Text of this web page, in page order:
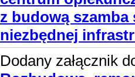
z budową szamba
niezbędnej
Dodany załącznik